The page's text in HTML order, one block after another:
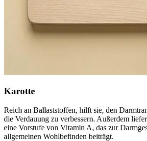
Karotte
Reich an Ballaststoffen, hilft sie, den
die Verdauung zu verbessern. Außerdem
eine Vorstufe von Vitamin A, das zur
allgemeinen Wohlbefinden beiträgt.